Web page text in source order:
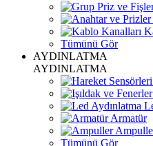
Tümünü Gör
AYDINLATMA
AYDINLATMA
Armatür
Tümünü Gör